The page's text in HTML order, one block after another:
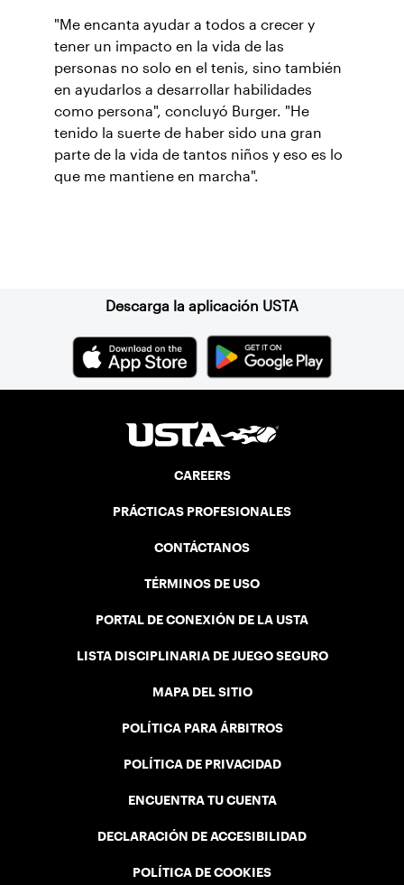
"Me encanta ayudar a todos a crecer y
tener un impacto en la vida de las
personas no solo en el tenis, sino también
en ayudarlos a desarrollar habilidades
como persona", concluyó Burger. "He
tenido la suerte de haber sido una gran
parte de la vida de tantos niños y eso es lo
que me mantiene en marcha".
Descarga la aplicación USTA
CAREERS
PRÁCTICAS PROFESIONALES
CONTÁCTANOS
TÉRMINOS DE USO
PORTAL DE CONEXIÓN DE LA USTA
LISTA DISCIPLINARIA DE JUEGO SEGURO
MAPA DEL SITIO
POLÍTICA PARA ÁRBITROS
POLÍTICA DE PRIVACIDAD
ENCUENTRA TU CUENTA
DECLARACIÓN DE ACCESIBILIDAD
POLÍTICA DE COOKIES